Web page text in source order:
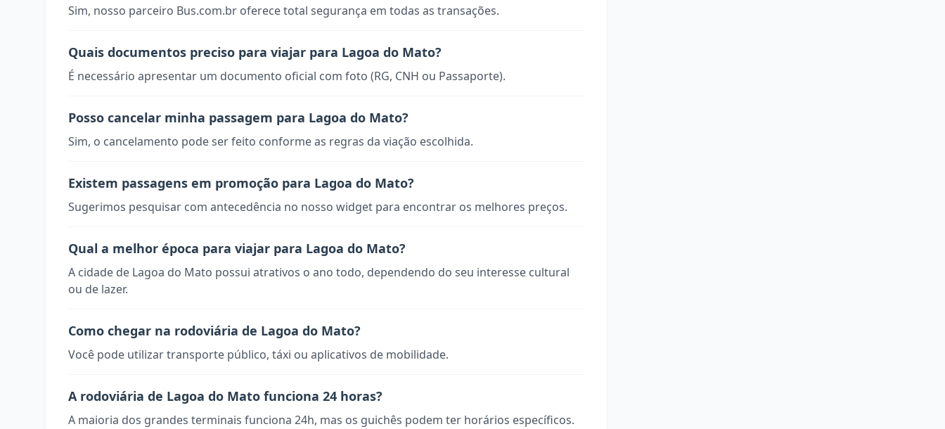
Sim, nosso parceiro Bus.com.br oferece total segurança em todas as transações.
Quais documentos preciso para viajar para Lagoa do Mato?
É necessário apresentar um documento oficial com foto (RG, CNH ou Passaporte).
Posso cancelar minha passagem para Lagoa do Mato?
Sim, o cancelamento pode ser feito conforme as regras da viação escolhida.
Existem passagens em promoção para Lagoa do Mato?
Sugerimos pesquisar com antecedência no nosso widget para encontrar os melhores preços.
Qual a melhor época para viajar para Lagoa do Mato?
A cidade de Lagoa do Mato possui atrativos o ano todo, dependendo do seu interesse cultural
ou de lazer.
Como chegar na rodoviária de Lagoa do Mato?
Você pode utilizar transporte público, táxi ou aplicativos de mobilidade.
A rodoviária de Lagoa do Mato funciona 24 horas?
A maioria dos grandes terminais funciona 24h, mas os guichês podem ter horários específicos.